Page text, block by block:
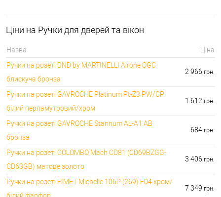
🔐Накладки на
🔑 самий дешевий: 76.00 грн. самий дорогий:
⭐Аксесуари для ручок:
🔑 самий дешевий: 50.00 грн. самий дорогий:
1442.00 грн.
Ціни на Ручки для дверей та вікон
Назва
Ціна
Ручки на розеті DND by MARTINELLI Aironе OGC
блискуча бронза
2 966 грн.
Ручки на розеті GAVROCHE Platinum Pt-Z3 PW/CP
білий перламутровий/хром
1 612 грн.
Ручки на розеті GAVROCHE Stannum AL-A1 AB
бронза
684 грн.
Ручки на розеті COLOMBO Mach CD81 (CD69BZGG-
CD63GB) матове золото
3 406 грн.
Ручки на розеті FIMET Michelle 106P (269) F04 хром/
7 349 грн.